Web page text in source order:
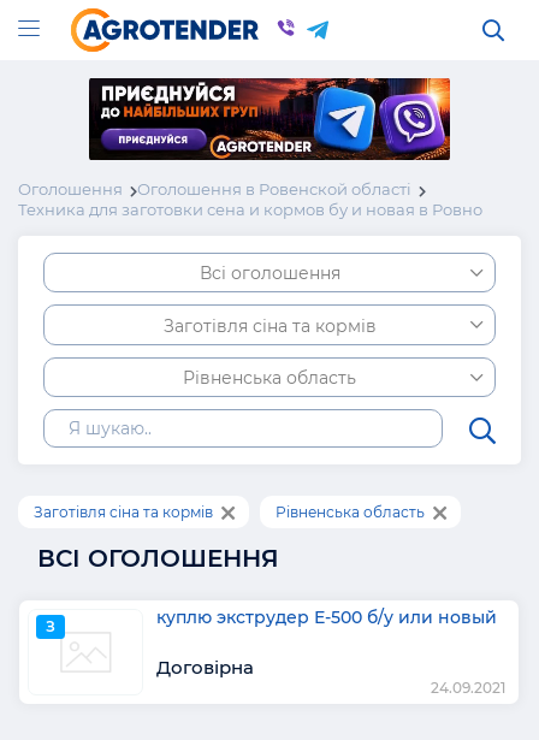
Оголошення
Оголошення в Ровенской області
Техника для заготовки сена и кормов бу и новая в Ровно
Всі оголошення
Заготівля сіна та кормів
Рівненська область
Заготівля сіна та кормів Рівненська область
ВСІ ОГОЛОШЕННЯ
З куплю экструдер Е-500 б/у или новый
Договірна
24.09.2021